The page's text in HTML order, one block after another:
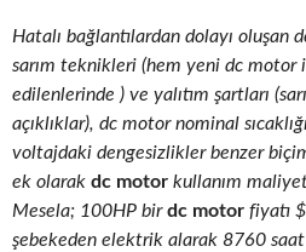
Hatalı bağlantılardan dolayı oluşan
sarım teknikleri (hem yeni dc motor
edilenlerinde ) ve yalıtım şartları
açıklıklar), dc motor nominal
voltajdaki dengesizlikler benzer
ek olarak dc motor kullanım
Mesela; 100HP birdc motor fiyatı
şebekeden elektrik alarak 8760